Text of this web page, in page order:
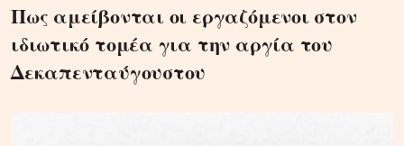
Πως αμείβονται οι εργαζόμενοι στον
ιδιωτικό τομέα για την αργία του
Δεκαπενταύγουστου